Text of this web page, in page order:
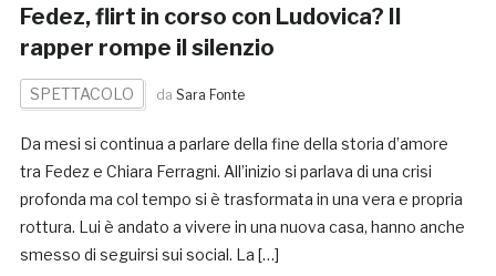
Fedez, flirt in corso con Ludovica? Il
rapper rompe il silenzio
SPETTACOLO da Sara Fonte
Da mesi si continua a parlare della fine della storia d’amore
tra Fedez e Chiara Ferragni. All’inizio si parlava di una crisi
profonda ma col tempo si è trasformata in una vera e propria
rottura. Lui è andato a vivere in una nuova casa, hanno anche
smesso di seguirsi sui social. La […]